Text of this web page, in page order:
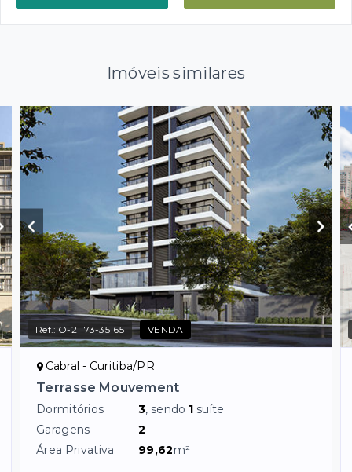
Imóveis similares
Ref.: O-21173-35165 VENDA
Cabral - Curitiba/PR
Terrasse Mouvement
Dormitórios 3, sendo 1 suíte
Garagens
2
Área Privativa
99,62m²